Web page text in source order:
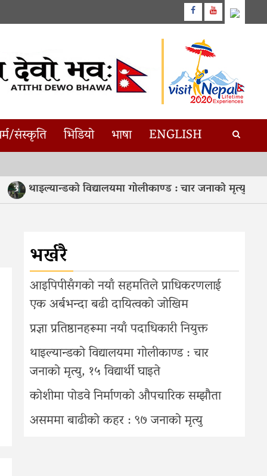
Facebook
Youtube
संस्कृति भिडियो भाषा ENGLISH
विद्यालयमा गोलीकाण्ड : चार जनाको मृत्यु, १५ विद्यार्थी
भर्खरै
आइपिपीसँगको नयाँ सहमतिले प्राधिकरणलाई
एक अर्बभन्दा बढी दायित्वको जोखिम
प्रज्ञा प्रतिष्ठानहरूमा नयाँ पदाधिकारी नियुक्त
थाइल्यान्डको विद्यालयमा गोलीकाण्ड : चार
जनाको मृत्यु, १५ विद्यार्थी घाइते
कोशीमा पोडवे निर्माणको औपचारिक सम्झौता
असममा बाढीको कहर : ९७ जनाको मृत्यु